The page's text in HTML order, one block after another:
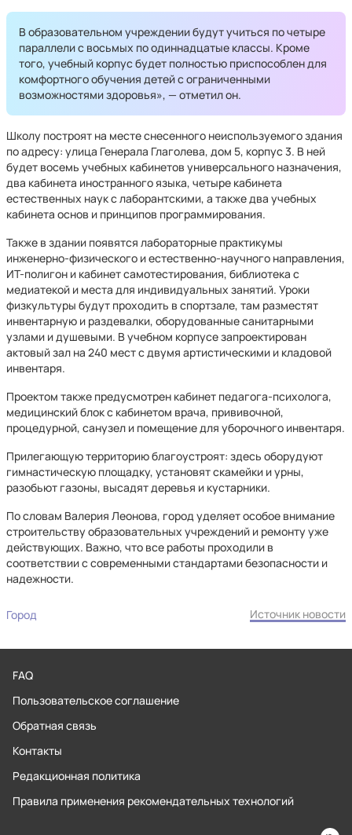
В образовательном учреждении будут учиться по четыре
параллели с восьмых по одиннадцатые классы. Кроме
того, учебный корпус будет полностью приспособлен для
комфортного обучения детей с ограниченными
возможностями здоровья», — отметил он.
Школу построят на месте снесенного неиспользуемого здания
по адресу: улица Генерала Глаголева, дом 5, корпус 3. В ней
будет восемь учебных кабинетов универсального назначения,
два кабинета иностранного языка, четыре кабинета
естественных наук с лаборантскими, а также два учебных
кабинета основ и принципов программирования.
Также в здании появятся лабораторные практикумы
инженерно-физического и естественно-научного направления,
ИТ-полигон и кабинет самотестирования, библиотека с
медиатекой и места для индивидуальных занятий. Уроки
физкультуры будут проходить в спортзале, там разместят
инвентарную и раздевалки, оборудованные санитарными
узлами и душевыми. В учебном корпусе запроектирован
актовый зал на 240 мест с двумя артистическими и кладовой
инвентаря.
Проектом также предусмотрен кабинет педагога-психолога,
медицинский блок с кабинетом врача, прививочной,
процедурной, санузел и помещение для уборочного инвентаря.
Прилегающую территорию благоустроят: здесь оборудуют
гимнастическую площадку, установят скамейки и урны,
разобьют газоны, высадят деревья и кустарники.
По словам Валерия Леонова, город уделяет особое внимание
строительству образовательных учреждений и ремонту уже
действующих. Важно, что все работы проходили в
соответствии с современными стандартами безопасности и
надежности.
Город Источник новости
FAQ
Пользовательское соглашение
Обратная связь
Контакты
Редакционная политика
Правила применения рекомендательных технологий